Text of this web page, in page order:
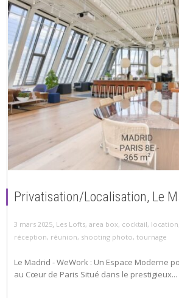
Privatisation/Localisation, Le
3 mars 2025, Les Lofts, area box, cocktail, location
réception, réunion, shooting photo, tournage
Le Madrid - WeWork : Un Espace Moderne
au Cœur de Paris Situé dans le prestigieux...